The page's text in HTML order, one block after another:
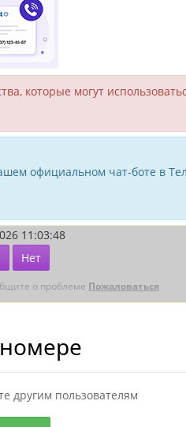
кото­рые могут
официальном чат-боте в
11:03:48
Нет
о проблеме Пожаловаться
номере
другим пользователям